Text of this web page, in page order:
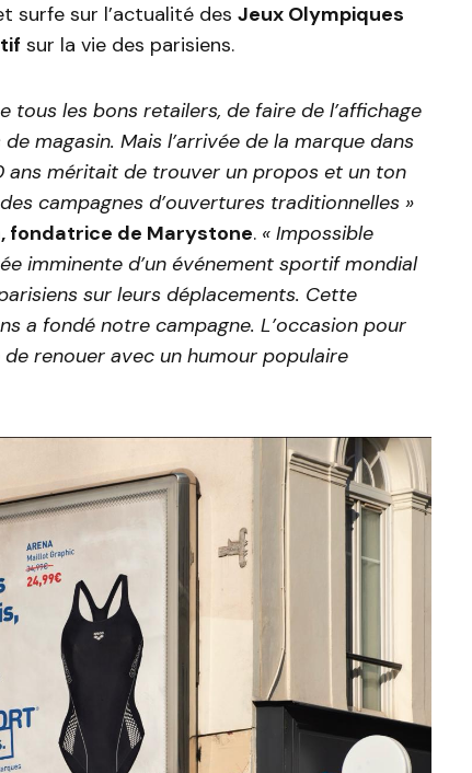
surfe sur l’actualité des Jeux Olympiques
sur la vie des parisiens.
tous les bons retailers, de faire de l’affichage
magasin. Mais l’arrivée de la marque dans
ans méritait de trouver un propos et un ton
campagnes d’ouvertures traditionnelles »
fondatrice de Marystone. « Impossible
imminente d’un événement sportif mondial
sur leurs déplacements. Cette
a fondé notre campagne. L’occasion pour
renouer avec un humour populaire